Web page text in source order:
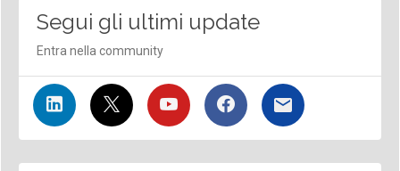
Segui gli ultimi update
Entra nella community